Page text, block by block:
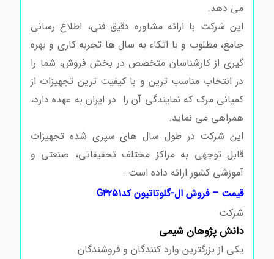
می دهد.ال-گلوتاتیون کدG4251
این شرکت با ارائه مشاوره دقیق فنی، اطلاع رسانی
جامع، مطلوب و با اتکاء به سال ها تجربه کاری و بهره
گیری از کارشناسان متخصص در بخش فروش، شما را
در انتخاب مناسب ترین و با کیفیت ترین تجهیزات از
کمپانی مرک که نمایندگی آن را در ایران به عهده دارد،
همراهی می نماید.ال-گلوتاتیون کدG4251
این شرکت در طول سال ‌های سپری شده تجهیزات
قابل توجهی به مراکز مختلف تحقیقاتی، صنعتی و
آموزشی کشور ارائه داده است..
قیمت – فروش ال-گلوتاتیون کدG4251
شرکت
دانش پژوهان شیمی
یکی از بزرگترین وارد کنندگان و فروشندگان